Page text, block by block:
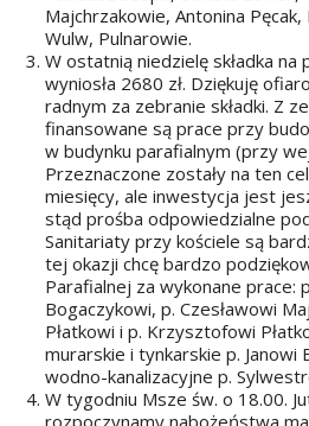
Majchrzakowie, Antonina Pęcak,
Wulw, Pulnarowie.
W ostatnią niedzielę składka na
wyniosła 2680 zł. Dziękuję
radnym za zebranie składki. Z
finansowane są prace przy
w budynku parafialnym (przy
Przeznaczone zostały na ten
miesięcy, ale inwestycja jest
stąd prośba odpowiedzialne
Sanitariaty przy kościele są
tej okazji chcę bardzo
Parafialnej za wykonane prace:
Bogaczykowi, p. Czesławowi
Płatkowi i p. Krzysztofowi
murarskie i tynkarskie p. Janowi
wodno-kanalizacyjne p.
W tygodniu Msze św. o 18.00.
rozpoczynamy nabożeństwa